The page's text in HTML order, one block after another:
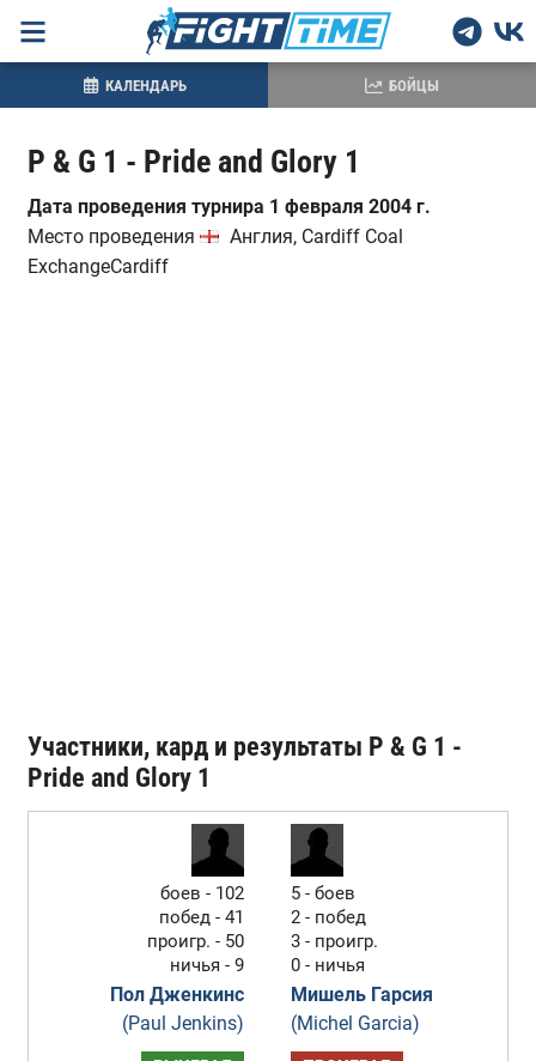
P & G 1 - Pride and Glory 1
Дата проведения турнира 1 февраля 2004 г.
Место проведения
Англия, Cardiff Coal
ExchangeCardiff
Участники, кард и результаты P & G 1 -
Pride and Glory 1
боев - 102
побед - 41
проигр. - 50
ничья - 9
Пол Дженкинс
(Paul Jenkins)
5 - боев
2 - побед
3 - проигр.
0 - ничья
Мишель Гарсия
(Michel Garcia)
КАЛЕНДАРЬ БОЙЦЫ